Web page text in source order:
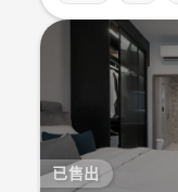
已售出